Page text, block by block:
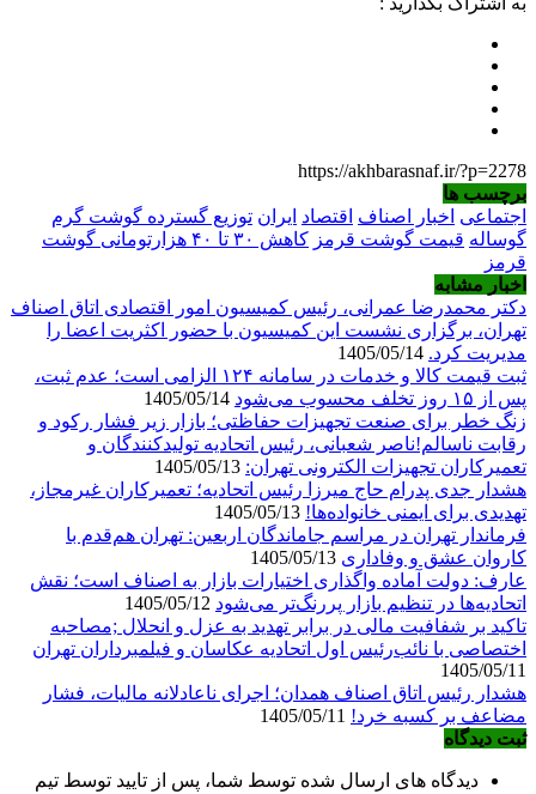
https://akhbarasnaf.ir/?p=2278
برچسب ها
اجتماعی اخبار اصناف اقتصاد ایران توزیع گسترده گوشت گرم
گوساله قیمت گوشت قرمز
کاهش ۳۰ تا ۴۰ هزارتومانی گوشت
قرمز
اخبار مشابه
دکتر محمدرضا عمرانی، رئیس کمیسیون امور اقتصادی اتاق اصناف
تهران، برگزاری نشست این کمیسیون با حضور اکثریت اعضا را
مدیریت کرد.
ثبت قیمت کالا و خدمات در سامانه ۱۲۴ الزامی است؛ عدم ثبت،
پس از ۱۵ روز تخلف محسوب می‌شود
زنگ خطر برای صنعت تجهیزات حفاظتی؛ بازار زیر فشار رکود و
رقابت ناسالم!ناصر شعبانی، رئیس اتحادیه تولیدکنندگان و
تعمیرکاران تجهیزات الکترونی تهران:
هشدار جدی پدرام حاج میرزا رئیس اتحادیه؛ تعمیرکاران غیرمجاز،
تهدیدی برای ایمنی خانواده‌ها!
فرماندار تهران در مراسم جاماندگان اربعین: تهران هم‌قدم با
کاروان عشق و وفاداری
عارف: دولت آماده واگذاری اختیارات بازار به اصناف است؛ نقش
اتحادیه‌ها در تنظیم بازار پررنگ‌تر می‌شود
تاکید بر شفافیت مالی در برابر تهدید به عزل و انحلال ;مصاحبه
اختصاصی با نائب‌رئیس اول اتحادیه عکاسان و فیلمبرداران تهران
1405/05/11
هشدار رئیس اتاق اصناف همدان؛ اجرای ناعادلانه مالیات، فشار
مضاعف بر کسبه خرد!
ثبت دیدگاه
دیدگاه های ارسال شده توسط شما، پس از تایید توسط تیم